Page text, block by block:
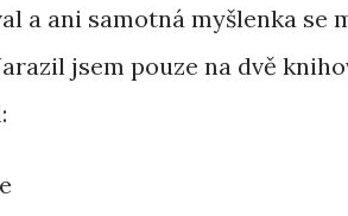
a ani samotná myšlenka se
jsem pouze na dvě